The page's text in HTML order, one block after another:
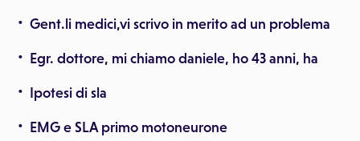
Gent.li medici,vi scrivo in merito ad un problema
Egr. dottore, mi chiamo daniele, ho 43 anni, ha
Ipotesi di sla
EMG e SLA primo motoneurone